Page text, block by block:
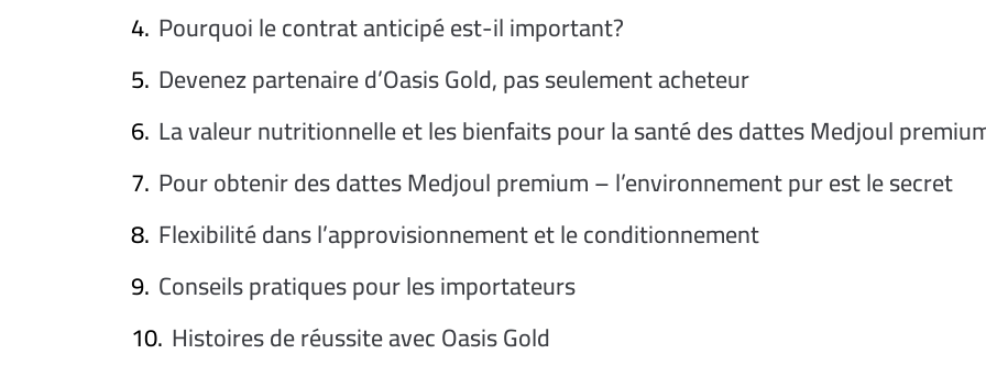
Pourquoi le contrat anticipé est-il important?
Devenez partenaire d’Oasis Gold, pas seulement acheteur
La valeur nutritionnelle et les bienfaits pour la santé des dattes Medjoul
Pour obtenir des dattes Medjoul premium – l’environnement pur est le secret
Flexibilité dans l’approvisionnement et le conditionnement
Conseils pratiques pour les importateurs
Histoires de réussite avec Oasis Gold